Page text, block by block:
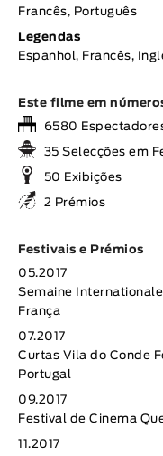
Francês, Português
Legendas
Espanhol, Francês,
Este filme em
6580
35 Selecções em
50 Exibições
2 Prémios
Festivais e Prémios
05.2017
Semaine
França
07.2017
Curtas Vila do Conde
Portugal
09.2017
Festival de Cinema
11.2017